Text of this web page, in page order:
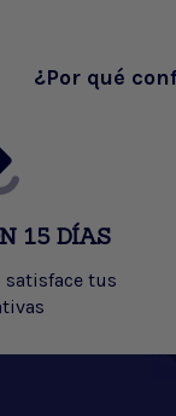
¿Por qué
15 DÍAS
satisface tus